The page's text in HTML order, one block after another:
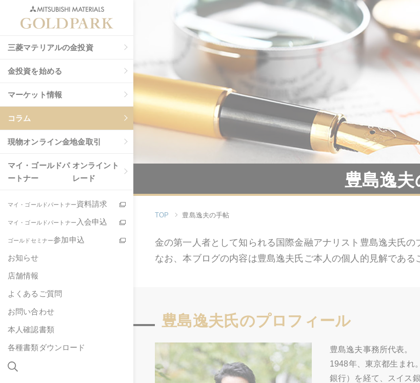
三菱マテリアルの金投資
金投資を始める
マーケット情報
コラム
現物オンライン金地金取引
マイ・ゴールドパ
ートナー
オンライント
レード
マイ・ゴールドパートナー資料請求
マイ・ゴールドパートナー 入会申込
ゴールドセミナー参加申込
お知らせ
店舗情報
よくあるご質問
お問い合わせ
本人確認書類
各種書類ダウンロード
豊島逸
TOP 豊島逸夫の手帖
金の第一人者として知られる国際金融アナリスト豊島逸夫氏の
なお、本ブログの内容は豊島逸夫氏ご本人の個人的見解である
豊島逸夫氏のプロフィール
豊島逸夫事務所代表。
1948年、東京都生まれ
銀行）を経て、スイス